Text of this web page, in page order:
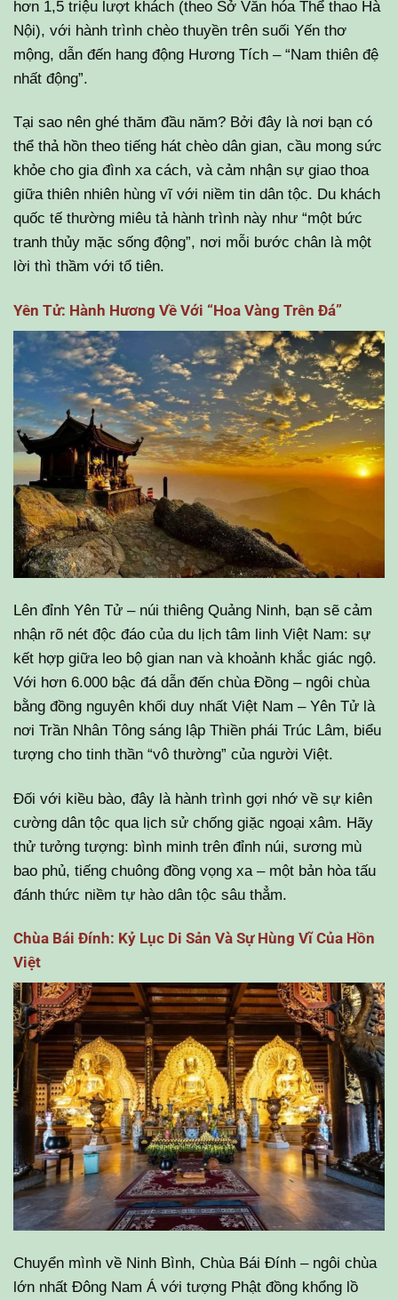
hơn 1,5 triệu lượt khách (theo Sở Văn hóa Thể thao Hà
Nội), với hành trình chèo thuyền trên suối Yến thơ
mộng, dẫn đến hang động Hương Tích – “Nam thiên đệ
nhất động”.
Tại sao nên ghé thăm đầu năm? Bởi đây là nơi bạn có
thể thả hồn theo tiếng hát chèo dân gian, cầu mong sức
khỏe cho gia đình xa cách, và cảm nhận sự giao thoa
giữa thiên nhiên hùng vĩ với niềm tin dân tộc. Du khách
quốc tế thường miêu tả hành trình này như “một bức
tranh thủy mặc sống động”, nơi mỗi bước chân là một
lời thì thầm với tổ tiên.
Yên Tử: Hành Hương Về Với “Hoa Vàng Trên Đá”
Lên đỉnh Yên Tử – núi thiêng Quảng Ninh, bạn sẽ cảm
nhận rõ nét độc đáo của du lịch tâm linh Việt Nam: sự
kết hợp giữa leo bộ gian nan và khoảnh khắc giác ngộ.
Với hơn 6.000 bậc đá dẫn đến chùa Đồng – ngôi chùa
bằng đồng nguyên khối duy nhất Việt Nam – Yên Tử là
nơi Trần Nhân Tông sáng lập Thiền phái Trúc Lâm, biểu
tượng cho tinh thần “vô thường” của người Việt.
Đối với kiều bào, đây là hành trình gợi nhớ về sự kiên
cường dân tộc qua lịch sử chống giặc ngoại xâm. Hãy
thử tưởng tượng: bình minh trên đỉnh núi, sương mù
bao phủ, tiếng chuông đồng vọng xa – một bản hòa tấu
đánh thức niềm tự hào dân tộc sâu thẳm.
Chùa Bái Đính: Kỷ Lục Di Sản Và Sự Hùng Vĩ Của Hồn
Việt
Chuyển mình về Ninh Bình, Chùa Bái Đính – ngôi chùa
lớn nhất Đông Nam Á với tượng Phật đồng khổng lồ